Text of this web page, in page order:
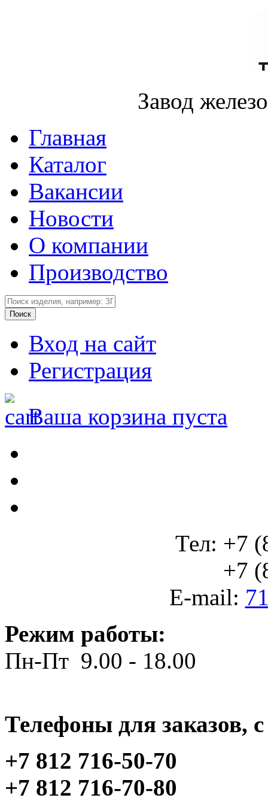
Завод
Главная
Каталог
Вакансии
Новости
О компании
Производство
Вход на сайт
Регистрация
Ваша корзина пуста
Тел: +7
+7
E-mail:
Режим работы:
Пн-Пт 9.00 - 18.00
Телефоны для заказов,
+7 812 716-50-70
+7 812 716-70-80